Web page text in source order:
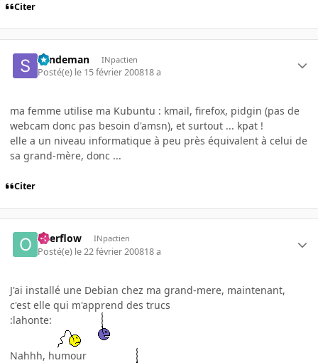
Citer
Sandeman INpactien
Posté(e) le 15 février 200818 a
ma femme utilise ma Kubuntu : kmail, firefox, pidgin (pas de
webcam donc pas besoin d'amsn), et surtout ... kpat !
elle a un niveau informatique à peu près équivalent à celui de
sa grand-mère, donc ...
Citer
overflow INpactien
Posté(e) le 22 février 200818 a
J'ai installé une Debian chez ma grand-mere, maintenant,
c'est elle qui m'apprend des trucs
:lahonte:
Nahhh, humour